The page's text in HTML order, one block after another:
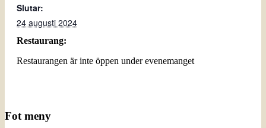
Slutar:
24 augusti 2024
Restaurang:
Restaurangen är inte öppen under evenemanget
Fot meny